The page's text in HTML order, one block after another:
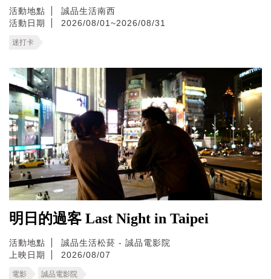
活動地點
誠品生活南西
活動日期
2026/08/01~2026/08/31
迷打卡
明日的過客 Last Night in Taipei
活動地點
誠品生活松菸 - 誠品電影院
上映日期
2026/08/07
電影 誠品電影院